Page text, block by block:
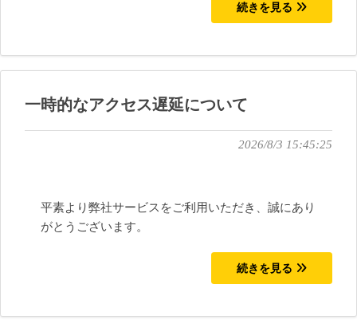
続きを見る
一時的なアクセス遅延について
2026/8/3 15:45:25
平素より弊社サービスをご利用いただき、誠にあり
がとうございます。
続きを見る